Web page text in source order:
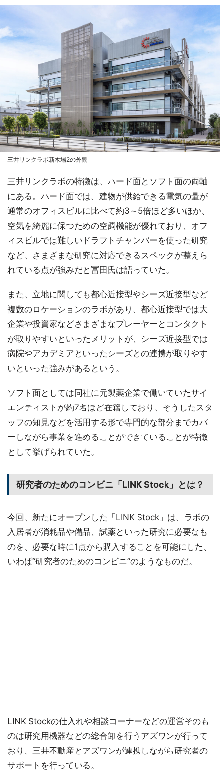
三井リンクラボ新木場2の外観
三井リンクラボの特徴は、ハード面とソフト面の両軸
にある。ハード面では、建物が供給できる電気の量が
通常のオフィスビルに比べて約3～5倍ほど多いほか、
空気を綺麗に保つための空調機能が優れており、オフ
ィスビルでは難しいドラフトチャンバーを使った研究
など、さまざまな研究に対応できるスペックが整えら
れている点が強みだと冨田氏は語っていた。
また、立地に関しても都心近接型やシーズ近接型など
複数のロケーションのラボがあり、都心近接型では大
企業や投資家などさまざまなプレーヤーとコンタクト
が取りやすいといったメリットが、シーズ近接型では
病院やアカデミアといったシーズとの連携が取りやす
いといった強みがあるという。
ソフト面としては同社に元製薬企業で働いていたサイ
エンティストが約7名ほど在籍しており、そうしたスタ
ッフの知見などを活用する形で専門的な部分までカバ
ーしながら事業を進めることができていることが特徴
として挙げられていた。
研究者のためのコンビニ「LINK Stock」とは？
今回、新たにオープンした「LINK Stock」は、ラボの
入居者が消耗品や備品、試薬といった研究に必要なも
のを、必要な時に1点から購入することを可能にした、
いわば“研究者のためのコンビニ”のようなものだ。
LINK Stockの仕入れや相談コーナーなどの運営そのも
のは研究用機器などの総合卸を行うアズワンが行って
おり、三井不動産とアズワンが連携しながら研究者の
サポートを行っている。